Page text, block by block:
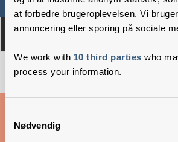
at forbedre brugeroplevelsen. Vi
annoncering eller sporing på sociale
We work with 10 third parties who
process your information.
Nødvendig